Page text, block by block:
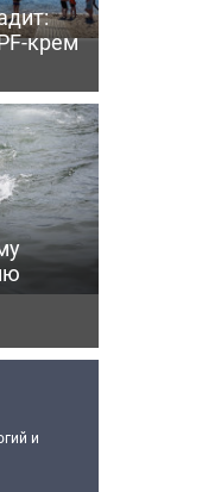
крем
и